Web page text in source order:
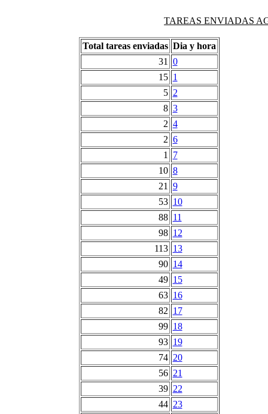
TAREAS ENVIADAS
Total tareas enviadas Dia y hora
31
0
15 1
5 2
8 3
2 4
2 6
1
7
10 8
21
9
53 10
88 11
98 12
113 13
90 14
49 15
63 16
82 17
99 18
93 19
74 20
56 21
39 22
44 23